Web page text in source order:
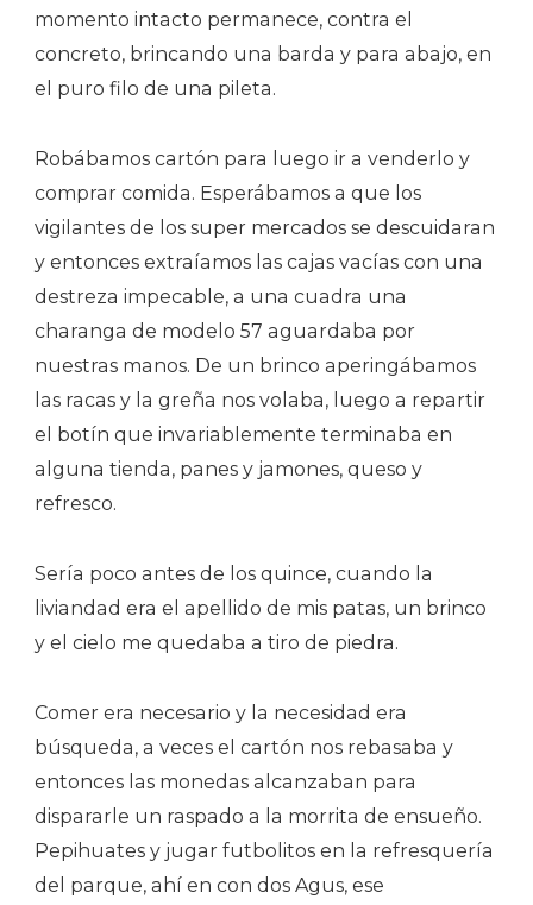
momento intacto permanece, contra el
concreto, brincando una barda y para abajo, en
el puro filo de una pileta.
Robábamos cartón para luego ir a venderlo y
comprar comida. Esperábamos a que los
vigilantes de los super mercados se descuidaran
y entonces extraíamos las cajas vacías con una
destreza impecable, a una cuadra una
charanga de modelo 57 aguardaba por
nuestras manos. De un brinco aperingábamos
las racas y la greña nos volaba, luego a repartir
el botín que invariablemente terminaba en
alguna tienda, panes y jamones, queso y
refresco.
Sería poco antes de los quince, cuando la
liviandad era el apellido de mis patas, un brinco
y el cielo me quedaba a tiro de piedra.
Comer era necesario y la necesidad era
búsqueda, a veces el cartón nos rebasaba y
entonces las monedas alcanzaban para
dispararle un raspado a la morrita de ensueño.
Pepihuates y jugar futbolitos en la refresquería
del parque, ahí en con dos Agus, ese